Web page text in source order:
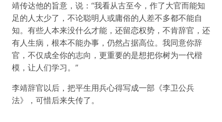
靖传达他的旨意，说：“我看从古至今，作了大官而能知
足的人太少了，不论聪明人或庸俗的人差不多都不能自
知。有些人本来没什么才能，还留恋权势，不肯辞官，还
有人生病，根本不能办事，仍然占据高位。我同意你辞
官，不仅成全你的志向，更重要的是想把你树为一代楷
模，让人们学习。”
李靖辞官以后，把平生用兵心得写成一部《李卫公兵
法》，可惜后来失传了。